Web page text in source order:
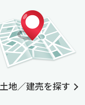
土地／建売を探す